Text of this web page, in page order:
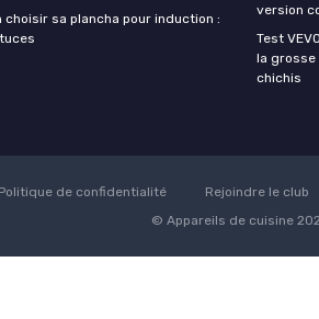
choisir sa plancha pour induction :
version
Test
la grosse
chichis
Politique de confidentialité Rejoindre le club
© Appareils de cuisine